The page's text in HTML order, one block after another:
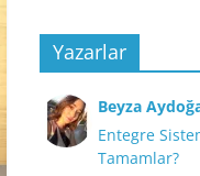
Yazarlar
Beyza
Entegre
Tamamlar?